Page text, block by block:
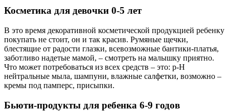
Косметика для девочки 0-5 лет
В это время декоративной косметической продукцией ребенку
покупать не стоит, он и так красив. Румяные щечки,
блестящие от радости глазки, всевозможные бантики-платья,
заботливо надетые мамой, – смотреть на малышку приятно.
Что может потребоваться из всех средств – это: p-H
нейтральные мыла, шампуни, влажные салфетки, возможно –
кремы под памперс, присыпки.
Бьюти-продукты для ребенка 6-9 годов